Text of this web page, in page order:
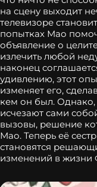
на сцену выходит
телевизоре
попытках Мао
объявление о
излечить любой
наконец
удивлению, этот
изменяет его,
кем он был. Однако,
исчезают сами
вызовы, решение
Мао. Теперь её
становятся
изменений в жизни